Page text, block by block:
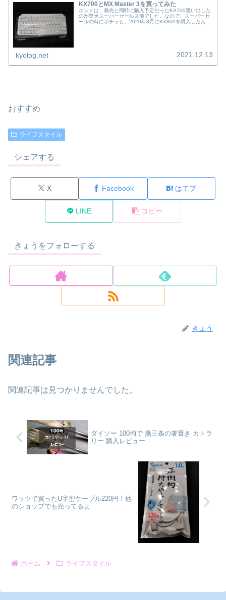
KX700とMX Master 3を買ってみた
ホントは、発売と同時に購入予定だったKX700思い出した
のが楽天スーパーセールス前でした。なので、スーパーセ
ールの時にポチッと。2020年8月にKX800を購入したんで
kyolog.net 2021.12.13
おすすめ
ライフスタイル
シェアする
X Facebook はてブ
LINE コピー
きょうをフォローする
きょう
関連記事
関連記事は見つかりませんでした。
ダイソー 100均で 燕三条の箸置き カトラ
リー 購入レビュー
ワッツで買ったU字型ケーブル220円！他
のショップでも売ってるよ
ホーム ライフスタイル